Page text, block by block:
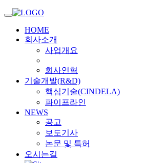
HOME
회사소개
사업개요
회사연혁
기술개발(R&D)
핵심기술(CINDELA)
파이프라인
NEWS
공고
보도기사
논문 및 특허
오시는길